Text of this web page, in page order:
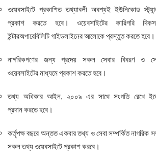
ওয়েবসাইটে প্রকাশিত তথ্যাবলী অবশ্যই ইউনিকোড
প্রকাশ করতে হবে। ওয়েবসাইটের কারিগরি
ইন্টারঅপারেবিলিটি গাইডলাইনের আলোকে প্রস্তুত করতে হবে।
নাগরিকগণের জন্য প্রদেয় সকল সেবার বিবরণ ও
ওয়েবসাইটের মাধ্যমে প্রকাশ করতে হবে।
তথ্য অধিকার আইন, ২০০৯ এর সাথে সংগতি রেখে
প্রদান করতে হবে।
কর্তৃপক্ষ বছরে অন্তত একবার তথ্য ও সেবা সম্পর্কিত নাগরিক
সকল তথ্য ওয়েবসাইটে প্রকাশ করবে।